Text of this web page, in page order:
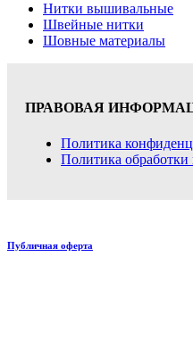
Нитки вышивальные
Швейные нитки
Шовные материалы
ПРАВОВАЯ
Политика
Политика
Публичная оферта